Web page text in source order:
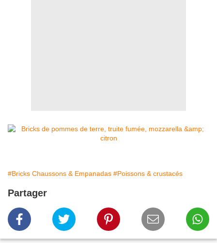
#Bricks Chaussons & Empanadas #Poissons & crustacés
Partager